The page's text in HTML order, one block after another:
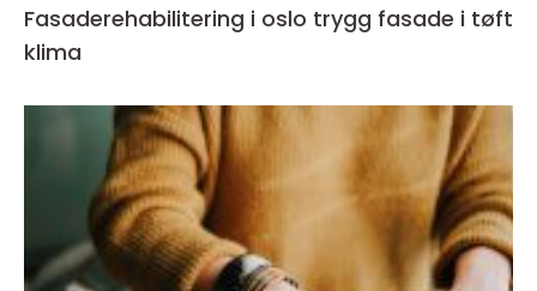
Fasaderehabilitering i oslo trygg fasade i tøft
klima